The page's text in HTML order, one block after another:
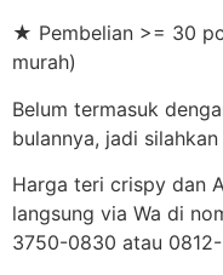
★ Pembelian >= 30
murah)
Belum termasuk
bulannya, jadi
Harga teri crispy dan
langsung via Wa di
3750-0830 atau